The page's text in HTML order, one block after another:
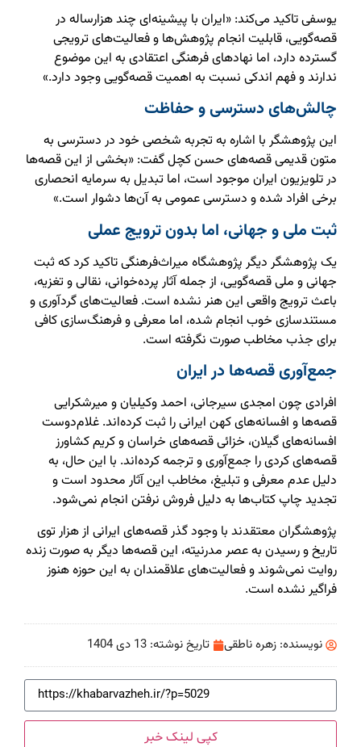
یوسفی تاکید می‌کند: «ایران با پیشینه‌ای چند هزارساله در
قصه‌گویی، قابلیت انجام پژوهش‌ها و فعالیت‌های ترویجی
گسترده دارد، اما نهادهای فرهنگی اعتقادی به این موضوع
ندارند و فهم اندکی نسبت به اهمیت قصه‌گویی وجود دارد.»
چالش‌های دسترسی و حفاظت
این پژوهشگر با اشاره به تجربه شخصی خود در دسترسی به
متون قدیمی قصه‌های حسن کچل گفت: «بخشی از این قصه‌ها
در تلویزیون ایران موجود است، اما تبدیل به سرمایه انحصاری
برخی افراد شده و دسترسی عمومی به آن‌ها دشوار است.»
ثبت ملی و جهانی، اما بدون ترویج عملی
یک پژوهشگر دیگر پژوهشگاه میراث‌فرهنگی تاکید کرد که ثبت
جهانی و ملی قصه‌گویی، از جمله آثار پرده‌خوانی، نقالی و تغزیه،
باعث ترویج واقعی این هنر نشده است. فعالیت‌های گردآوری و
مستندسازی خوب انجام شده، اما معرفی و فرهنگ‌سازی کافی
برای جذب مخاطب صورت نگرفته است.
جمع‌آوری قصه‌ها در ایران
افرادی چون امجدی سیرجانی، احمد وکیلیان و میرشکرایی
قصه‌ها و افسانه‌های کهن ایرانی را ثبت کرده‌اند. غلام‌دوست
افسانه‌های گیلان، خزائی قصه‌های خراسان و کریم کشاورز
قصه‌های کردی را جمع‌آوری و ترجمه کرده‌اند. با این حال، به
دلیل عدم معرفی و تبلیغ، مخاطب این آثار محدود است و
تجدید چاپ کتاب‌ها به دلیل فروش نرفتن انجام نمی‌شود.
پژوهشگران معتقدند با وجود گذر قصه‌های ایرانی از هزار توی
تاریخ و رسیدن به عصر مدرنیته، این قصه‌ها دیگر به صورت زنده
روایت نمی‌شوند و فعالیت‌های علاقمندان به این حوزه هنوز
فراگیر نشده است.
نویسنده: زهره ناطقی تاریخ نوشته: 13 دی 1404
کپی لینک خبر